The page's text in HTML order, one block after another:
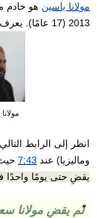
مولانا ياسين
2013 (17 عامًا). يعرف مولانا سعد جيدًا.
انظر إلى الرابط
وماليزيا) عند 7:43
يقضِ حتى يومًا واحدًا
لم يقضِ مولانا